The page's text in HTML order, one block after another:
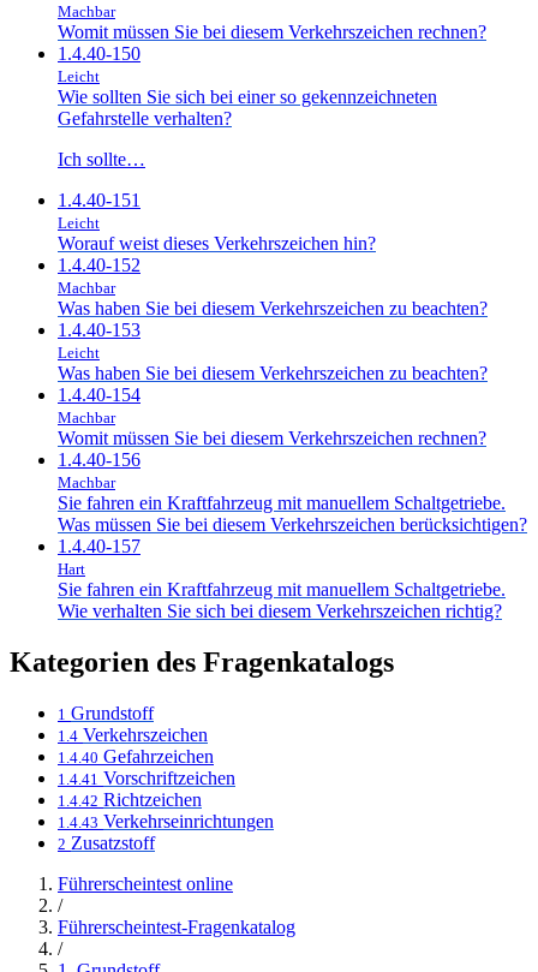
Machbar
Womit müssen Sie bei diesem Verkehrszeichen rechnen?
1.4.40-150
Leicht
Wie sollten Sie sich bei einer so gekennzeichneten
Gefahrstelle verhalten?
Ich sollte…
1.4.40-151
Leicht
Worauf weist dieses Verkehrszeichen hin?
1.4.40-152
Machbar
Was haben Sie bei diesem Verkehrszeichen zu beachten?
1.4.40-153
Leicht
Was haben Sie bei diesem Verkehrszeichen zu beachten?
1.4.40-154
Machbar
Womit müssen Sie bei diesem Verkehrszeichen rechnen?
1.4.40-156
Machbar
Sie fahren ein Kraftfahrzeug mit manuellem Schaltgetriebe.
Was müssen Sie bei diesem Verkehrszeichen berücksichtigen?
1.4.40-157
Hart
Sie fahren ein Kraftfahrzeug mit manuellem Schaltgetriebe.
Wie verhalten Sie sich bei diesem Verkehrszeichen richtig?
Kategorien des Fragenkatalogs
1 Grundstoff
1.4 Verkehrszeichen
1.4.40 Gefahrzeichen
1.4.41 Vorschriftzeichen
1.4.42 Richtzeichen
1.4.43 Verkehrseinrichtungen
2 Zusatzstoff
Führerscheintest online
/
Führerscheintest-Fragenkatalog
/